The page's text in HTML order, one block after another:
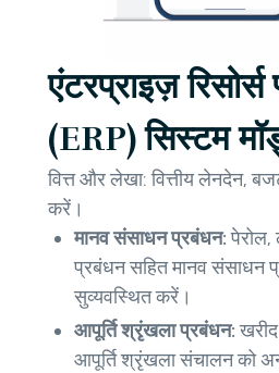
एंटरप्राइज़ रिसोर्स
(ERP) सिस्टम
वित्त और लेखा: वित्तीय लेनदेन,
करें।
मानव संसाधन प्रबंधन:पेरोल,
प्रबंधन सहित मानव संसाधन
सुव्यवस्थित करें।
आपूर्ति श्रृंखला प्रबंधन:
आपूर्ति श्रृंखला संचालन को